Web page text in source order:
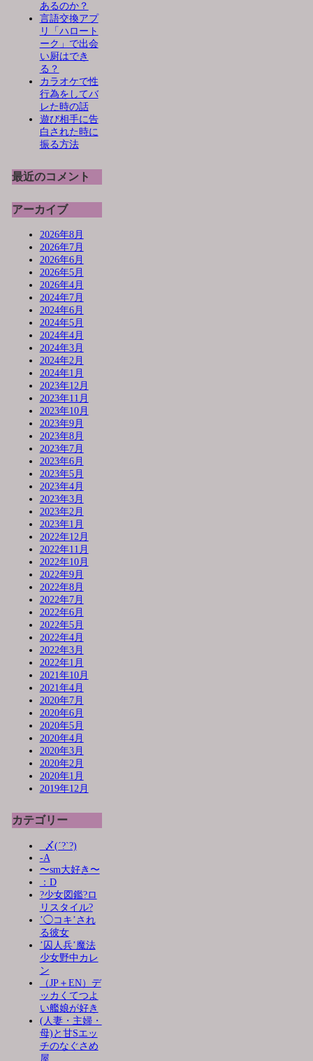
あるのか？
言語交換アプ
リ「ハロート
ーク」で出会
い厨はでき
る？
カラオケで性
行為をしてバ
レた時の話
遊び相手に告
白された時に
振る方法
最近のコメント
アーカイブ
2026年8月
2026年7月
2026年6月
2026年5月
2026年4月
2024年7月
2024年6月
2024年5月
2024年4月
2024年3月
2024年2月
2024年1月
2023年12月
2023年11月
2023年10月
2023年9月
2023年8月
2023年7月
2023年6月
2023年5月
2023年4月
2023年3月
2023年2月
2023年1月
2022年12月
2022年11月
2022年10月
2022年9月
2022年8月
2022年7月
2022年6月
2022年5月
2022年4月
2022年3月
2022年1月
2021年10月
2021年4月
2020年7月
2020年6月
2020年5月
2020年4月
2020年3月
2020年2月
2020年1月
2019年12月
カテゴリー
_〆(´?`?)
-A
〜sm大好き〜
：D
?少女図鑑?ロ
リスタイル?
’◯コキ’され
る彼女
’囚人兵’魔法
少女野中カレ
ン
（JP＋EN）デ
ッカくてつよ
い艦娘が好き
(人妻・主婦・
母)と甘Sエッ
チのなぐさめ
屋